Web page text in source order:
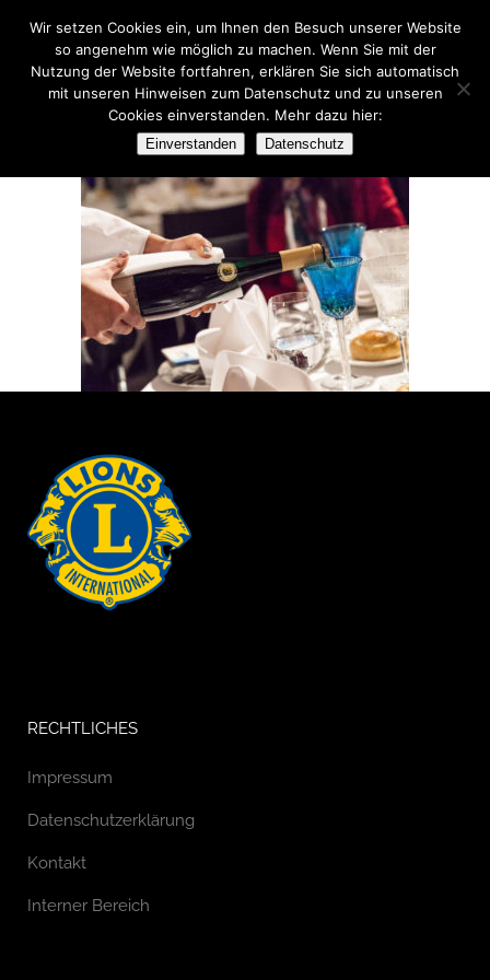
08032014-ART-DINNER_371
RECHTLICHES
Impressum
Datenschutzerklärung
Kontakt
Interner Bereich
Wir setzen Cookies ein, um Ihnen den Besuch unserer Website
so angenehm wie möglich zu machen. Wenn Sie mit der
Nutzung der Website fortfahren, erklären Sie sich automatisch
mit unseren Hinweisen zum Datenschutz und zu unseren
Cookies einverstanden. Mehr dazu hier:
Einverstanden Datenschutz